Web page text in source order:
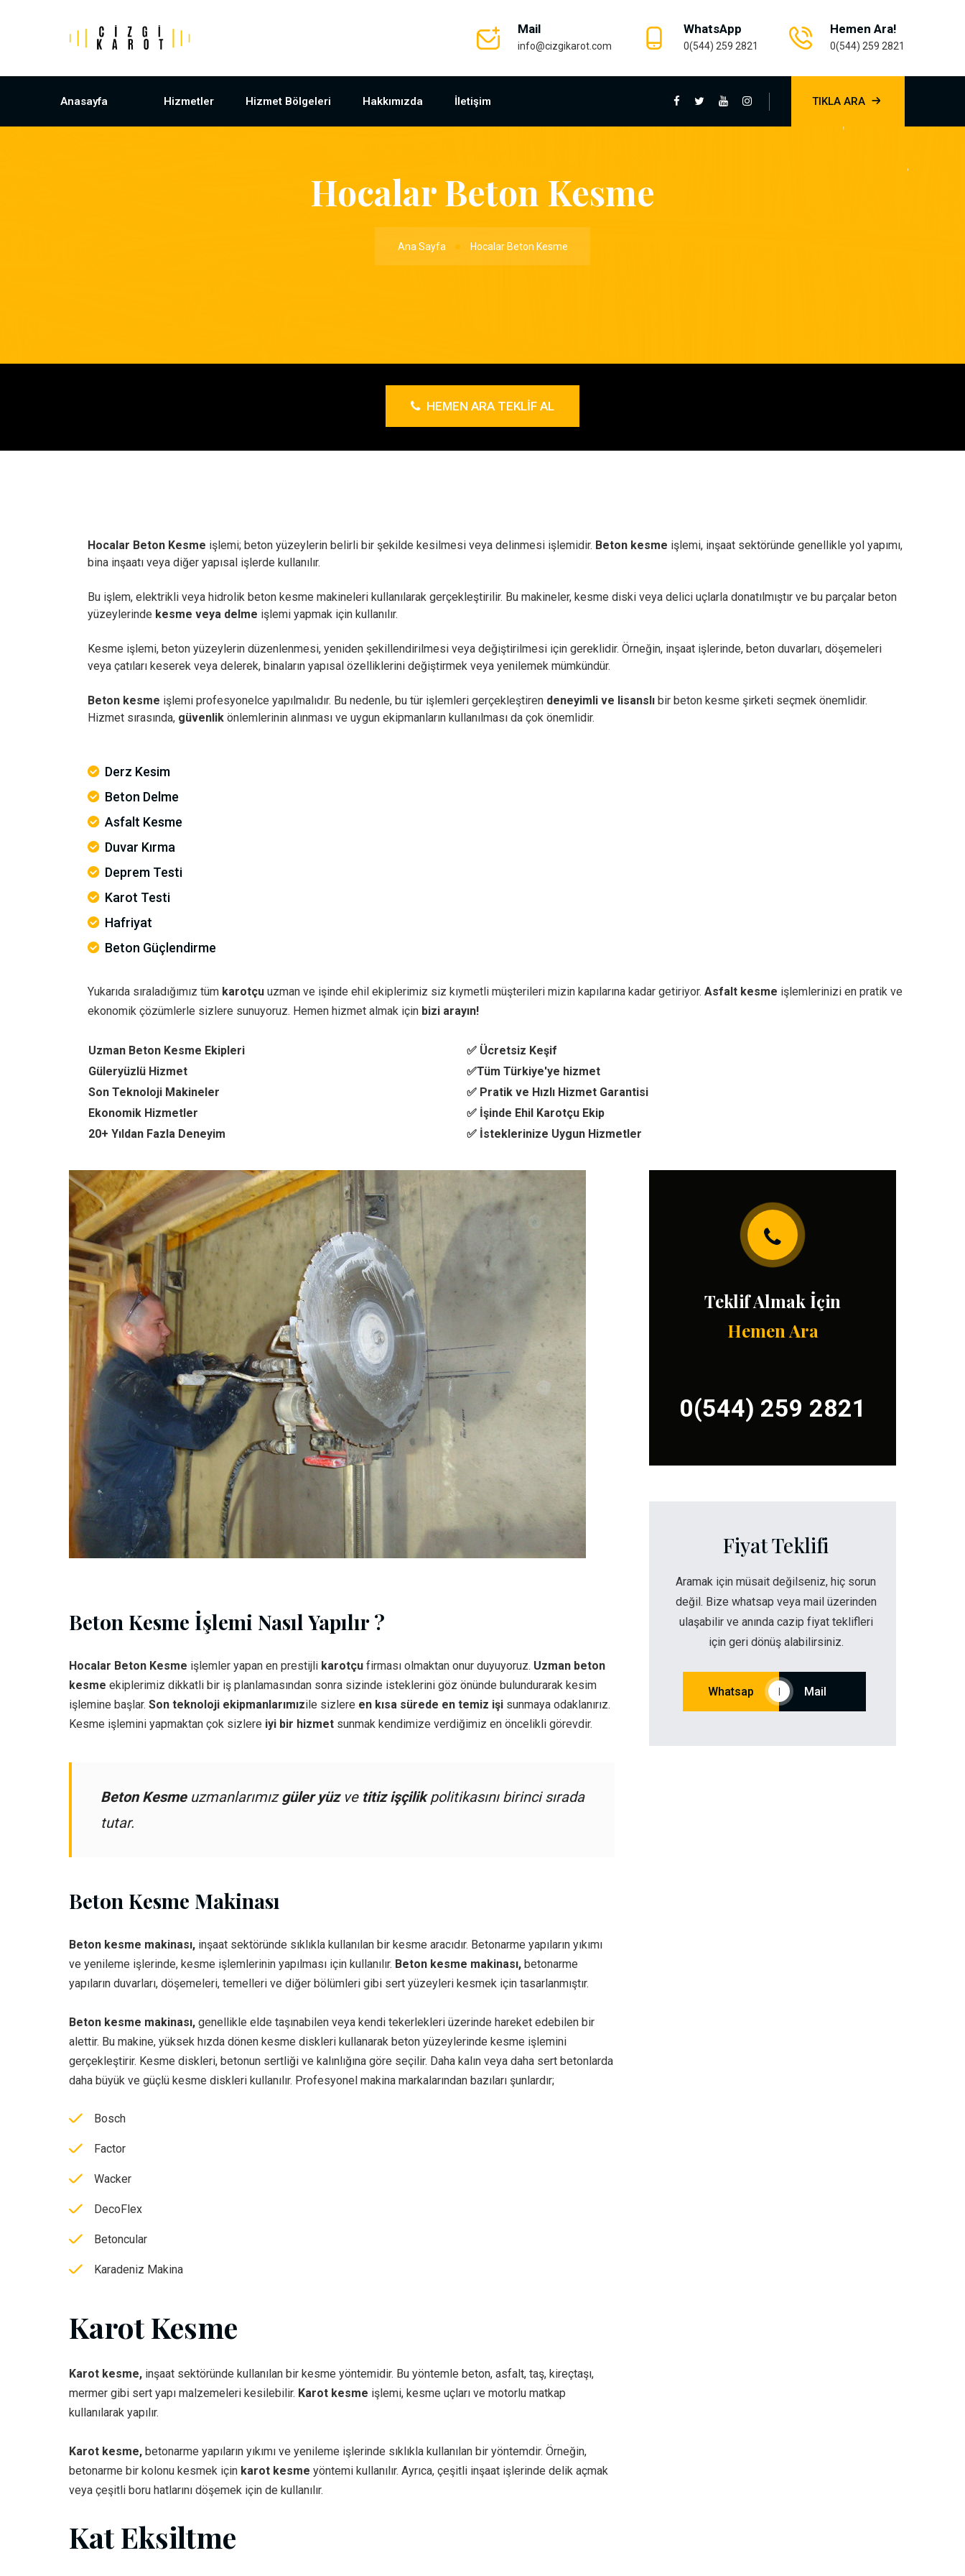
Mail
info@cizgikarot.com
WhatsApp
0(544) 259 2821
Hemen Ara!
0(544) 259 2821
Anasayfa Hizmetler Hizmet Bölgeleri Hakkımızda İletişim TIKLA ARA
Hocalar Beton Kesme
Ana Sayfa Hocalar Beton Kesme
HEMEN ARA TEKLIF AL
Hocalar Beton Kesme işlemi; beton yüzeylerin belirli bir şekilde kesilmesi veya delinmesi işlemidir. Beton kesme işlemi, inşaat sektöründe genellikle yol yapımı,
bina inşaatı veya diğer yapısal işlerde kullanılır.
Bu işlem, elektrikli veya hidrolik beton kesme makineleri kullanılarak gerçekleştirilir. Bu makineler, kesme diski veya delici uçlarla donatılmıştır ve bu parçalar beton
yüzeylerinde kesme veya delme işlemi yapmak için kullanılır.
Kesme işlemi, beton yüzeylerin düzenlenmesi, yeniden şekillendirilmesi veya değiştirilmesi için gereklidir. Örneğin, inşaat işlerinde, beton duvarları, döşemeleri
veya çatıları keserek veya delerek, binaların yapısal özelliklerini değiştirmek veya yenilemek mümkündür.
Beton kesme işlemi profesyonelce yapılmalıdır. Bu nedenle, bu tür işlemleri gerçekleştiren deneyimli ve lisanslı bir beton kesme şirketi seçmek önemlidir.
Hizmet sırasında, güvenlik önlemlerinin alınması ve uygun ekipmanların kullanılması da çok önemlidir.
Derz Kesim
Beton Delme
Asfalt Kesme
Duvar Kırma
Deprem Testi
Karot Testi
Hafriyat
Beton Güçlendirme
Yukarıda sıraladığımız tüm karotçu uzman ve işinde ehil ekiplerimiz siz kıymetli müşterileri mizin kapılarına kadar getiriyor. Asfalt kesme işlemlerinizi en pratik ve
ekonomik çözümlerle sizlere sunuyoruz. Hemen hizmet almak için bizi arayın!
Uzman Beton Kesme Ekipleri
✅ Ücretsiz Keşif
Güleryüzlü Hizmet
✅Tüm Türkiye'ye hizmet
Son Teknoloji Makineler
✅ Pratik ve Hızlı Hizmet Garantisi
Ekonomik Hizmetler
✅ İşinde Ehil Karotçu Ekip
20+ Yıldan Fazla Deneyim
✅ İsteklerinize Uygun Hizmetler
Beton Kesme İşlemi Nasıl Yapılır ?
Hocalar Beton Kesme işlemler yapan en prestijli karotçu firması olmaktan onur duyuyoruz. Uzman beton
kesme ekiplerimiz dikkatli bir iş planlamasından sonra sizinde isteklerini göz önünde bulundurarak kesim
işlemine başlar. Son teknoloji ekipmanlarımızile sizlere en kısa sürede en temiz işi sunmaya odaklanırız.
Kesme işlemini yapmaktan çok sizlere iyi bir hizmet sunmak kendimize verdiğimiz en öncelikli görevdir.
Beton Kesmeuzmanlarımızgüler yüzve titiz işçilikpolitikasını birinci sırada
tutar.
Beton Kesme Makinası
Beton kesme makinası, inşaat sektöründe sıklıkla kullanılan bir kesme aracıdır. Betonarme yapıların yıkımı
ve yenileme işlerinde, kesme işlemlerinin yapılması için kullanılır. Beton kesme makinası, betonarme
yapıların duvarları, döşemeleri, temelleri ve diğer bölümleri gibi sert yüzeyleri kesmek için tasarlanmıştır.
Beton kesme makinası, genellikle elde taşınabilen veya kendi tekerlekleri üzerinde hareket edebilen bir
alettir. Bu makine, yüksek hızda dönen kesme diskleri kullanarak beton yüzeylerinde kesme işlemini
gerçekleştirir. Kesme diskleri, betonun sertliği ve kalınlığına göre seçilir. Daha kalın veya daha sert betonlarda
daha büyük ve güçlü kesme diskleri kullanılır. Profesyonel makina markalarından bazıları şunlardır;
Bosch
Factor
Wacker
DecoFlex
Betoncular
Karadeniz Makina
Karot Kesme
Karot kesme, inşaat sektöründe kullanılan bir kesme yöntemidir. Bu yöntemle beton, asfalt, taş, kireçtaşı,
mermer gibi sert yapı malzemeleri kesilebilir. Karot kesme işlemi, kesme uçları ve motorlu matkap
kullanılarak yapılır.
Karot kesme, betonarme yapıların yıkımı ve yenileme işlerinde sıklıkla kullanılan bir yöntemdir. Örneğin,
betonarme bir kolonu kesmek için karot kesme yöntemi kullanılır. Ayrıca, çeşitli inşaat işlerinde delik açmak
veya çeşitli boru hatlarını döşemek için de kullanılır.
Kat Eksiltme
Teklif Almak İçin
Hemen Ara
0(544) 259 2821
Fiyat Teklifi
Aramak için müsait değilseniz, hiç sorun
değil. Bize whatsap veya mail üzerinden
ulaşabilir ve anında cazip fiyat teklifleri
için geri dönüş alabilirsiniz.
Whatsap Mail